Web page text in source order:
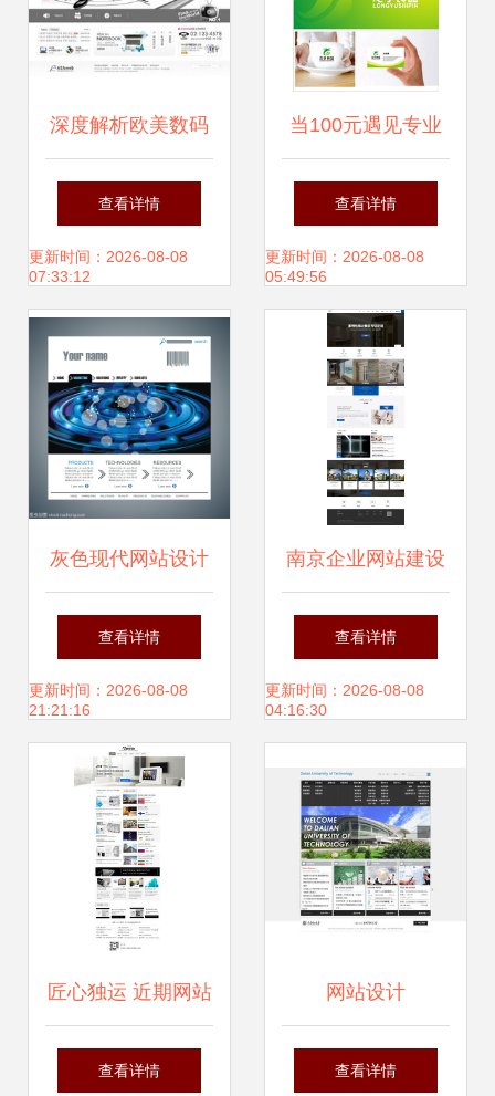
深度解析欧美数码
产品网站设计 从模
版到品牌体验的艺
术
查看详情
更新时间：2026-08-08
07:33:12
当100元遇见专业
logo设计与威客平
台的定价博弈
查看详情
更新时间：2026-08-08
05:49:56
灰色现代网站设计
简约与高级感的完
美平衡
查看详情
更新时间：2026-08-08
21:21:16
南京企业网站建设
指南 从电梯制造到
品牌塑造的全链路
查看详情
更新时间：2026-08-08
04:16:30
匠心独运 近期网站
设计作品与行业趋
查看详情
网站设计
查看详情